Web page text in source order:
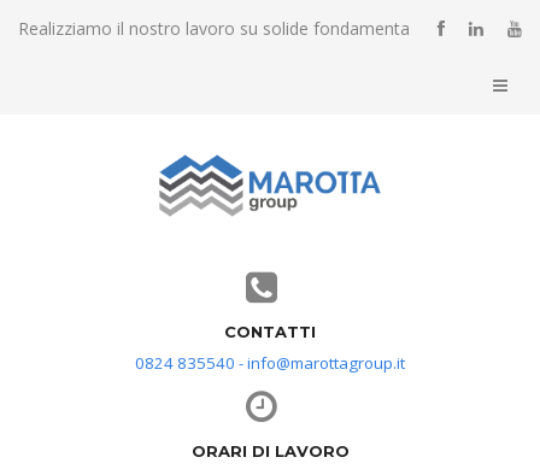
Realizziamo il nostro lavoro su solide fondamenta
CONTATTI
0824 835540 - info@marottagroup.it
ORARI DI LAVORO